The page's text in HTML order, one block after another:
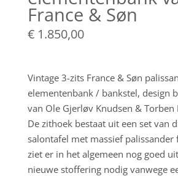
France & Søn
€1.850,00
Vintage 3-zits France & Søn
elementenbank / bankstel, design
van Ole Gjerløv Knudsen & Torben
De zithoek bestaat uit een set van
salontafel met massief palissander
ziet er in het algemeen nog goed
nieuwe stoffering nodig vanwege